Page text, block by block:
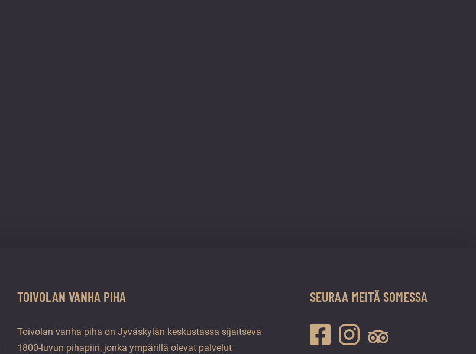
TOIVOLAN VANHA PIHA
Toivolan vanha piha on Jyväskylän keskustassa sijaitseva
1800-luvun pihapiiri, jonka ympärillä olevat palvelut
SEURAA MEITÄ SOMESSA